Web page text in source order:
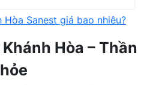
Hòa Sanest giá bao nhiêu?
Hòa – Thần